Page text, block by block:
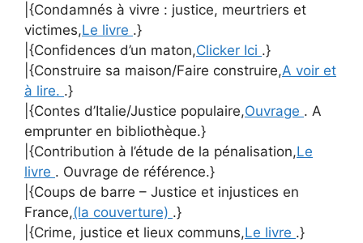
|{Condamnés à vivre : justice, meurtriers et
victimes,Le livre .}
|{Confidences d’un maton,Clicker Ici .}
|{Construire sa maison/Faire construire,A voir et
à lire. .}
|{Contes d’Italie/Justice populaire,Ouvrage . A
emprunter en bibliothèque.}
|{Contribution à l’étude de la pénalisation,Le
livre . Ouvrage de référence.}
|{Coups de barre – Justice et injustices en
France,(la couverture) .}
|{Crime, justice et lieux communs,Le livre .}